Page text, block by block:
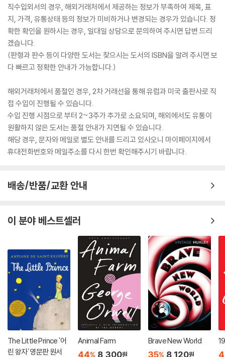
직수입외서의 경우, 해외거래처에서 제공하는 정보가 부족하여 제목, 표
지, 가격, 유통상태 등의 정보가 미비하거나 변경되는 경우가 있습니다. 정
확한 확인을 원하시는 경우, 일대일 상담으로 문의하여 주시면 답변 드리
겠습니다.
(판형과 판수 등이 다양한 도서는 찾으시는 도서의 ISBN을 알려 주시면 보
다 빠르고 정확한 안내가 가능합니다.)
해외거래처에서 품절인 경우, 2차 거래선을 통해 유럽과 미국 출판사로 직
접 수입이 진행될 수 있습니다.
수입 진행 시점으로 부터 2~3주가 추가로 소요되며, 해외에서도 유통이
원활하지 않은 도서는 품절 안내가 지연될 수 있습니다.
해당 경우, 문자와 메일로 별도 안내를 드리고 있사오니 마이페이지에서
휴대전화번호와 메일주소를 다시 한번 확인해주시기 바랍니다.
배송/반품/교환 안내
이 분야 베스트셀러
The Little Prince '어
린 왕자' 영문판 원서
Animal Farm
44% 8,300원
Brave New World
35% 8,120원